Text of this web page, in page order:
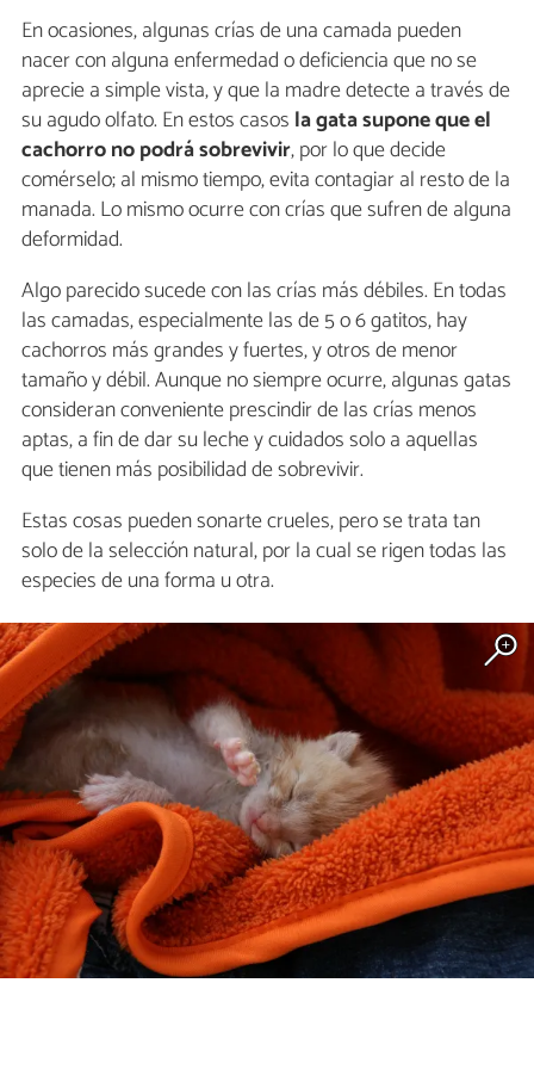
En ocasiones, algunas crías de una camada pueden
nacer con alguna enfermedad o deficiencia que no se
aprecie a simple vista, y que la madre detecte a través de
su agudo olfato. En estos casos la gata supone que el
cachorro no podrá sobrevivir, por lo que decide
comérselo; al mismo tiempo, evita contagiar al resto de la
manada. Lo mismo ocurre con crías que sufren de alguna
deformidad.
Algo parecido sucede con las crías más débiles. En todas
las camadas, especialmente las de 5 o 6 gatitos, hay
cachorros más grandes y fuertes, y otros de menor
tamaño y débil. Aunque no siempre ocurre, algunas gatas
consideran conveniente prescindir de las crías menos
aptas, a fin de dar su leche y cuidados solo a aquellas
que tienen más posibilidad de sobrevivir.
Estas cosas pueden sonarte crueles, pero se trata tan
solo de la selección natural, por la cual se rigen todas las
especies de una forma u otra.